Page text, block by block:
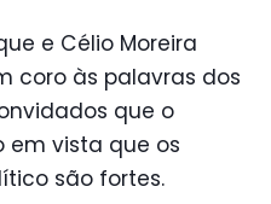
e Célio Moreira
coro às palavras dos
que o
em vista que os
são fortes.